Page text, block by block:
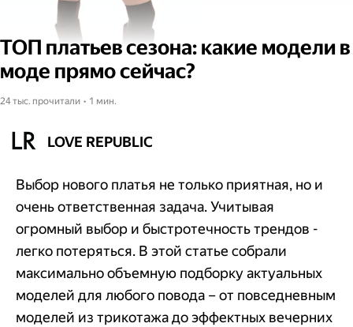
ТОП платьев сезона: какие модели в
моде прямо сейчас?
24 тыс. прочитали • 1 мин.
LOVE REPUBLIC
Выбор нового платья не только приятная, но и
очень ответственная задача. Учитывая
огромный выбор и быстротечность трендов -
легко потеряться. В этой статье собрали
максимально объемную подборку актуальных
моделей для любого повода – от повседневным
моделей из трикотажа до эффектных вечерних